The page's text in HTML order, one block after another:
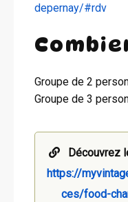
depernay/#rdv
Groupe de 2
Groupe de 3
Découvrez
https://
ces/food-